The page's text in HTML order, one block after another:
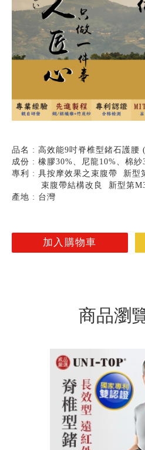
品名 : 高效能9吋脊椎型鍺石護腰
成份 : 橡膠30%、尼龍10%、棉
專利 : 具按摩效果之束腹帶 新型
束腹帶結構改良 新型第
產地 : 台灣
加入購物車
商品瀏